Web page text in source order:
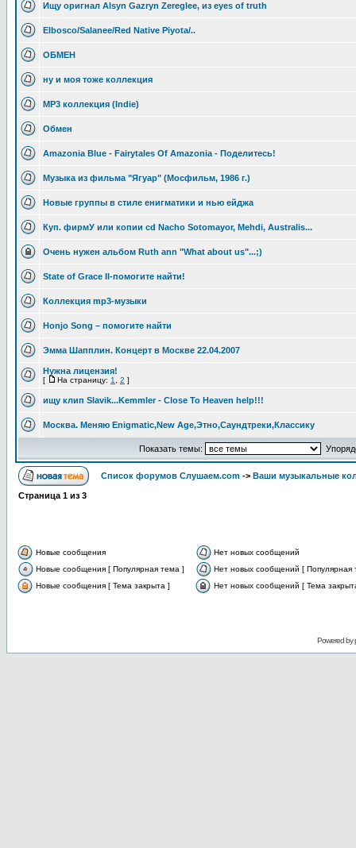
Ищу оригнал Alsyn Gazryn Zereglee, из eyes of truth
Elbosco/Salanee/Red Native Piyota/..
ОБМЕН
ну и моя тоже коллекция
MP3 коллекция (Indie)
Обмен
Amazonia Blue - Fairytales Of Amazonia - Поделитесь!
Музыка из фильма "Ягуар" (Мосфильм, 1986 г.)
Новые группы в стиле енигматики и нью ейджа
Куп. фирмУ или копии cd Nacho Sotomayor, Mehdi, Australis...
Очень нужен альбом Ruth ann "What about us"...;)
State of Grace II-помогите найти!
Коллекция mp3-музыки
Honjo Song – помогите найти
Эмма Шапплин. Концерт в Москве 22.04.2007
Нужна лицензия!
[ На страницу: 1 2 ]
ищу клип Slavik...Kemmler - Close To Heaven help!!!
Москва. Меняю Enigmatic,New Age,Этно,Саундтреки,Классику
Показать темы:
Список форумов Слушаем.com -> Ваши музыкальные
Страница 1 из 3
Новые сообщения
Нет новых сообщений
Новые сообщения [ Популярная тема ]
Нет новых сообщений [ Популярная
Новые сообщения [ Тема закрыта ]
Нет новых сообщений [ Тема
Powered by